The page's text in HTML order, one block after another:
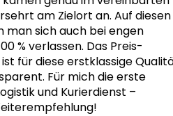
am Zielort an. Auf diesen
man sich auch bei engen
% verlassen. Das Preis-
für diese erstklassige
Für mich die erste
und Kurierdienst –